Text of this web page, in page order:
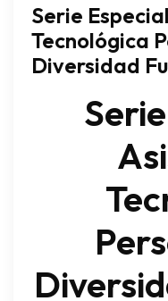
Serie
Tecnológica
Diversidad